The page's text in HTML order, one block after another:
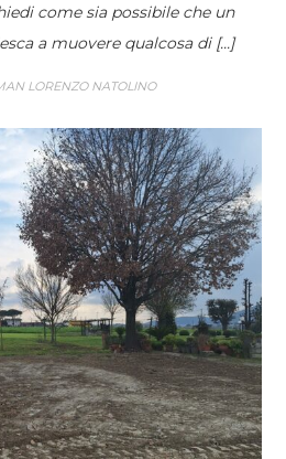
come sia possibile che un
a muovere qualcosa di [...]
LORENZO NATOLINO